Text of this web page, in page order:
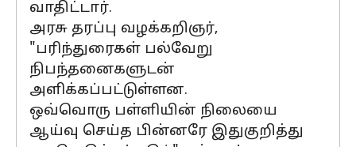
வாதிட்டார்.
அரசு தரப்பு வழக்கறிஞர்,
"பரிந்துரைகள் பல்வேறு
நிபந்தனைகளுடன்
அளிக்கப்பட்டுள்ளன.
ஒவ்வொரு பள்ளியின் நிலையை
ஆய்வு செய்த பின்னரே இதுகுறித்து